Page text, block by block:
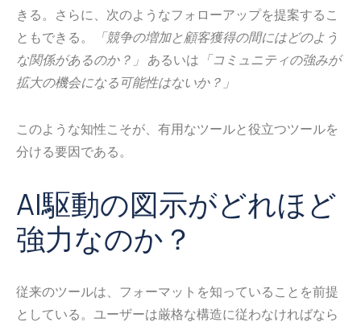
きる。さらに、次のようなフォローアップを提案するこ
ともできる。
「競争の増加と顧客獲得の間にはどのよう
な関係があるのか？」
あるいは 「コミュニティの強みが
拡大の機会になる可能性はないか？」
このような知性こそが、有用なツールと役立つツールを
分ける要因である。
AI駆動の図示がどれほど
強力なのか？
従来のツールは、フォーマットを知っていることを前提
としている。ユーザーは厳格な構造に従わなければなら